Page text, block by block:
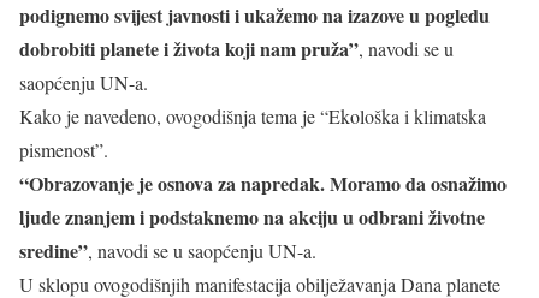
podignemo svijest javnosti i ukažemo na izazove u pogledu
dobrobiti planete i života koji nam pruža”, navodi se u
saopćenju UN-a.
Kako je navedeno, ovogodišnja tema je “Ekološka i klimatska
pismenost”.
“Obrazovanje je osnova za napredak. Moramo da osnažimo
ljude znanjem i podstaknemo na akciju u odbrani životne
sredine”, navodi se u saopćenju UN-a.
U sklopu ovogodišnjih manifestacija obilježavanja Dana planete